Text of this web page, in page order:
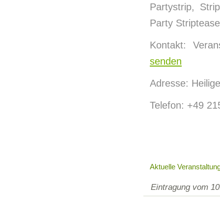
Partystrip,
Party
Kontakt:
senden
Adresse:
Telefon: +49
Aktuelle
Eintragung vom